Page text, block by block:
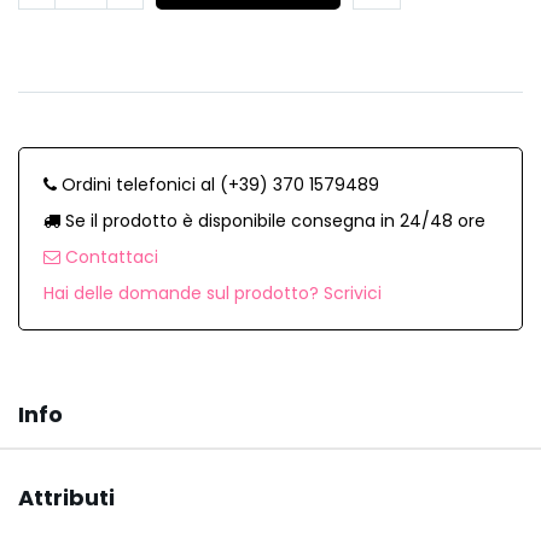
Ordini telefonici al (+39) 370 1579489
Se il prodotto è disponibile consegna in 24/48 ore
Contattaci
Hai delle domande sul prodotto? Scrivici
Info
Attributi